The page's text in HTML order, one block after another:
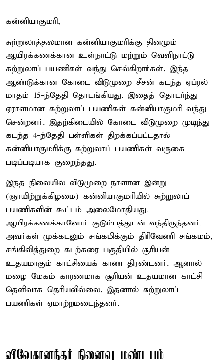
கன்னியாகுமரி,
சுற்றுலாத்தலமான கன்னியாகுமரிக்கு தினமும்
ஆயிரக்கணக்கான உள்நாட்டு மற்றும் வெளிநாட்டு
சுற்றுலாப் பயணிகள் வந்து செல்கிறார்கள். இந்த
ஆண்டுக்கான கோடை விடுமுறை சீசன் கடந்த ஏப்ரல்
மாதம் 15-ந்தேதி தொடங்கியது. இதைத் தொடர்ந்து
ஏராளமான சுற்றுலாப் பயணிகள் கன்னியாகுமரி வந்து
சென்றனர். இதற்கிடையில் கோடை விடுமுறை முடிந்து
கடந்த 4-ந்தேதி பள்ளிகள் திறக்கப்பட்டதால்
கன்னியாகுமரிக்கு சுற்றுலாப் பயணிகள் வருகை
படிப்படியாக குறைந்தது.
இந்த நிலையில் விடுமுறை நாளான இன்று
(ஞாயிற்றுக்கிழமை) கன்னியாகுமரியில் சுற்றுலாப்
பயணிகளின் கூட்டம் அலைமோதியது.
ஆயிரக்கணக்கானோர் குடும்பத்துடன் வந்திருந்தனர்.
அவர்கள் முக்கடலும் சங்கமிக்கும் திரிவேணி சங்கமம்,
சங்கிலித்துறை கடற்கரை பகுதியில் சூரியன்
உதயமாகும் காட்சியைக் காண திரண்டனர். ஆனால்
மழை மேகம் காரணமாக சூரியன் உதயமான காட்சி
தெளிவாக தெரியவில்லை. இதனால் சுற்றுலாப்
பயணிகள் ஏமாற்றமடைந்தனர்.
விவேகானந்தர் நினைவு மண்டபம்